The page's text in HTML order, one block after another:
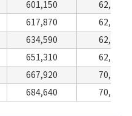
601,150
62,920
617,870
62,920
634,590
62,920
651,310
62,920
667,920
70,840
684,640 70,840